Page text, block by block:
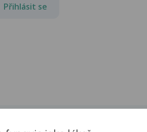
Přihlásit se